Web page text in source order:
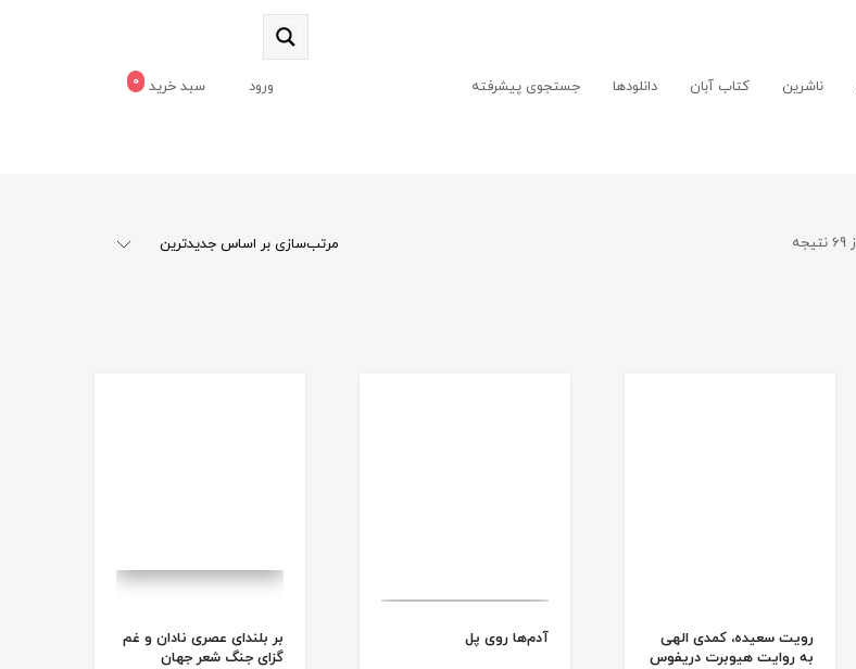
ناشرین کتاب آبان دانلودها جستجوی پیشرفته ورود سبد خرید 0
رویت سعیده، کمدی الهی
به روایت هیوبرت دریفوس
آدم‌ها روی پل
بر بلندای عصری نادان و غم
گزای جنگ شعر جهان